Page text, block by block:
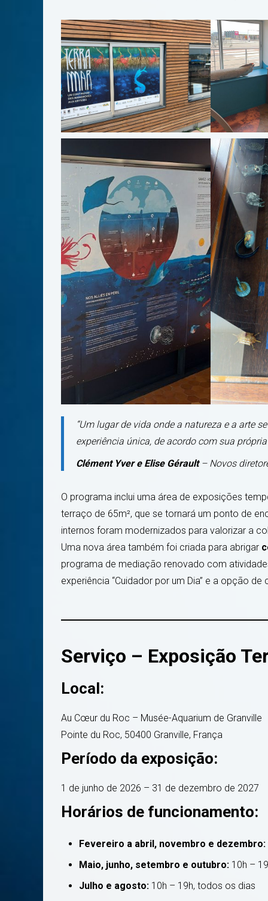
“Um lugar de vida onde a natureza e a arte
experiência única, de acordo com sua
Clément Yver e Elise Gérault– Novos
O programa inclui uma área de exposições
terraço de 65m², que se tornará um ponto de
internos foram modernizados para valorizar a
Uma nova área também foi criada para abrigar
programa de mediação renovado com
experiência “Cuidador por um Dia” e a opção
Serviço – Exposição
Local:
Au Cœur du Roc – Musée-Aquarium de Granville
Pointe du Roc, 50400 Granville, França
Período da exposição:
1 de junho de 2026 – 31 de dezembro de 2027
Horários de funcionamento:
Fevereiro a abril, novembro e dezembro:
Maio, junho, setembro e outubro: 10h –
Julho e agosto: 10h – 19h, todos os dias